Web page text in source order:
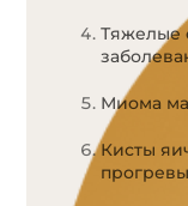
Тяжелые
Миома
Кисты